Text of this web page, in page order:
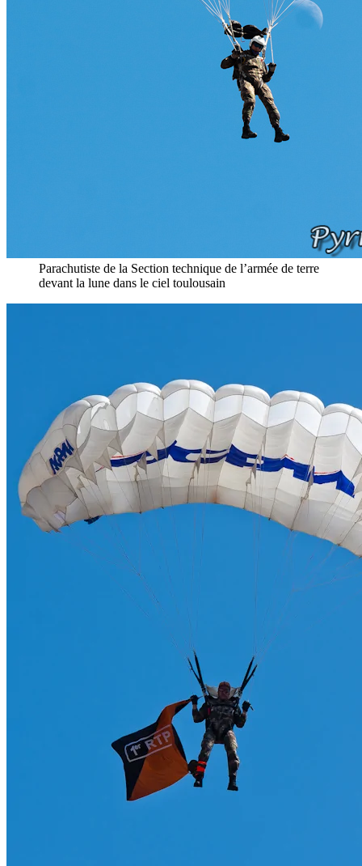
Parachutiste de la Section technique de l’armée de terre
devant la lune dans le ciel toulousain